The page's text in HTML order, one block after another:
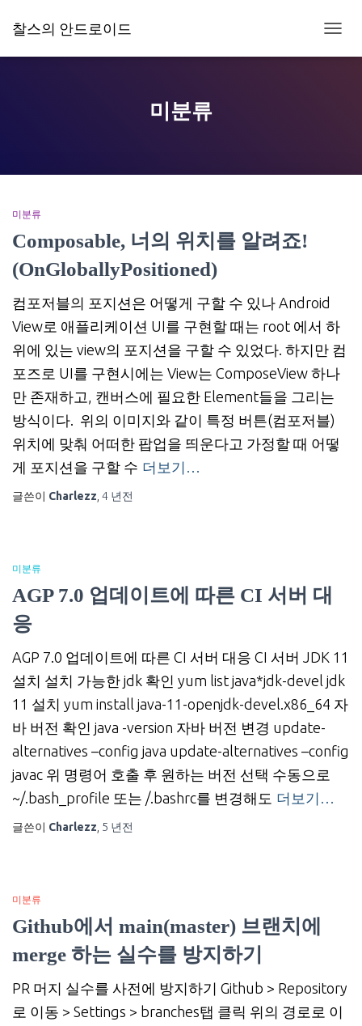
찰스의 안드로이드
비
미분류
미분류
Composable, 너의 위치를 알려죠!
(OnGloballyPositioned)
컴포저블의 포지션은 어떻게 구할 수 있나 Android
View로 애플리케이션 UI를 구현할 때는 root 에서 하
위에 있는 view의 포지션을 구할 수 있었다. 하지만 컴
포즈로 UI를 구현시에는 View는 ComposeView 하나
만 존재하고, 캔버스에 필요한 Element들을 그리는
방식이다. 위의 이미지와 같이 특정 버튼(컴포저블)
위치에 맞춰 어떠한 팝업을 띄운다고 가정할 때 어떻
게 포지션을 구할 수 더보기…
글쓴이 Charlezz 4 년전
미분류
AGP 7.0 업데이트에 따른 CI 서버 대
응
AGP 7.0 업데이트에 따른 CI 서버 대응 CI 서버 JDK 11
설치 설치 가능한 jdk 확인 yum list java*jdk-devel jdk
11 설치 yum install java-11-openjdk-devel.x86_64 자
바 버전 확인 java -version 자바 버전 변경 update-
alternatives –config java update-alternatives –config
javac 위 명령어 호출 후 원하는 버전 선택 수동으로
~/.bash_profile 또는 /.bashrc를 변경해도 더보기…
글쓴이 Charlezz 5 년전
미분류
Github에서 main(master) 브랜치에
merge 하는 실수를 방지하기
PR 머지 실수를 사전에 방지하기 Github > Repository
로 이동 > Settings > branches탭 클릭 위의 경로로 이